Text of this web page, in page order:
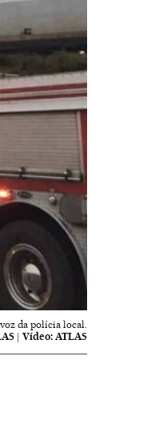
da polícia local.
|Vídeo: ATLAS